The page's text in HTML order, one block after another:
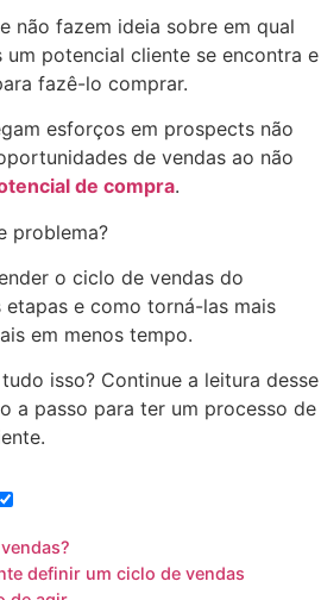
não fazem ideia sobre em qual
potencial cliente se encontra e
fazê-lo comprar.
esforços em prospects não
de vendas ao não
de compra.
problema?
o ciclo de vendas do
etapas e como torná-las mais
em menos tempo.
isso? Continue a leitura desse
a passo para ter um processo de
definir um ciclo de vendas